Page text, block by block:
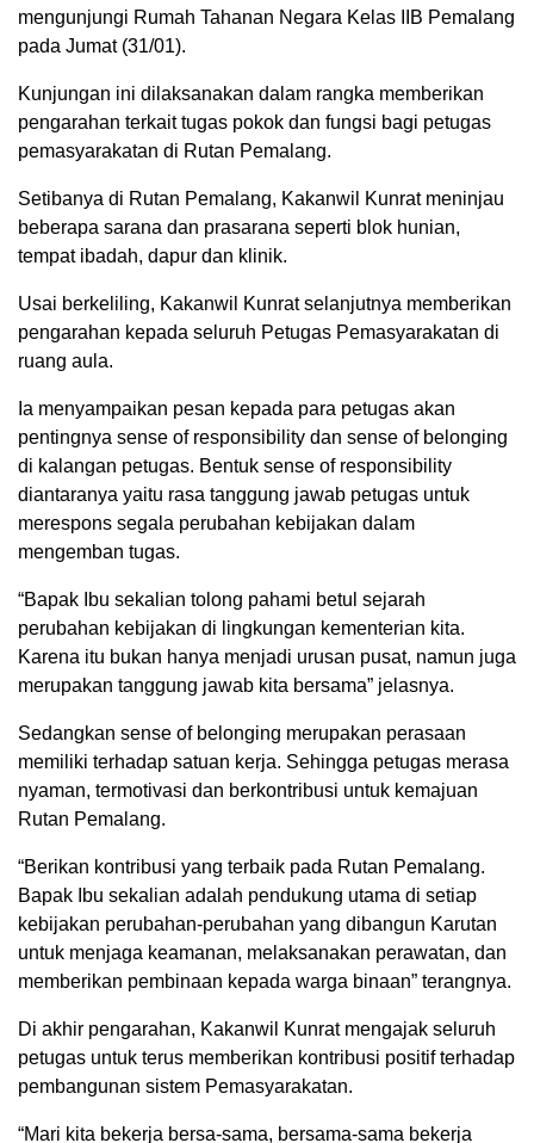
mengunjungi Rumah Tahanan Negara Kelas IIB Pemalang
pada Jumat (31/01).
Kunjungan ini dilaksanakan dalam rangka memberikan
pengarahan terkait tugas pokok dan fungsi bagi petugas
pemasyarakatan di Rutan Pemalang.
Setibanya di Rutan Pemalang, Kakanwil Kunrat meninjau
beberapa sarana dan prasarana seperti blok hunian,
tempat ibadah, dapur dan klinik.
Usai berkeliling, Kakanwil Kunrat selanjutnya memberikan
pengarahan kepada seluruh Petugas Pemasyarakatan di
ruang aula.
Ia menyampaikan pesan kepada para petugas akan
pentingnya sense of responsibility dan sense of belonging
di kalangan petugas. Bentuk sense of responsibility
diantaranya yaitu rasa tanggung jawab petugas untuk
merespons segala perubahan kebijakan dalam
mengemban tugas.
“Bapak Ibu sekalian tolong pahami betul sejarah
perubahan kebijakan di lingkungan kementerian kita.
Karena itu bukan hanya menjadi urusan pusat, namun juga
merupakan tanggung jawab kita bersama” jelasnya.
Sedangkan sense of belonging merupakan perasaan
memiliki terhadap satuan kerja. Sehingga petugas merasa
nyaman, termotivasi dan berkontribusi untuk kemajuan
Rutan Pemalang.
“Berikan kontribusi yang terbaik pada Rutan Pemalang.
Bapak Ibu sekalian adalah pendukung utama di setiap
kebijakan perubahan-perubahan yang dibangun Karutan
untuk menjaga keamanan, melaksanakan perawatan, dan
memberikan pembinaan kepada warga binaan” terangnya.
Di akhir pengarahan, Kakanwil Kunrat mengajak seluruh
petugas untuk terus memberikan kontribusi positif terhadap
pembangunan sistem Pemasyarakatan.
“Mari kita bekerja bersa-sama, bersama-sama bekerja